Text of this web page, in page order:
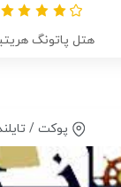
هتل پاتونگ
پوکت /